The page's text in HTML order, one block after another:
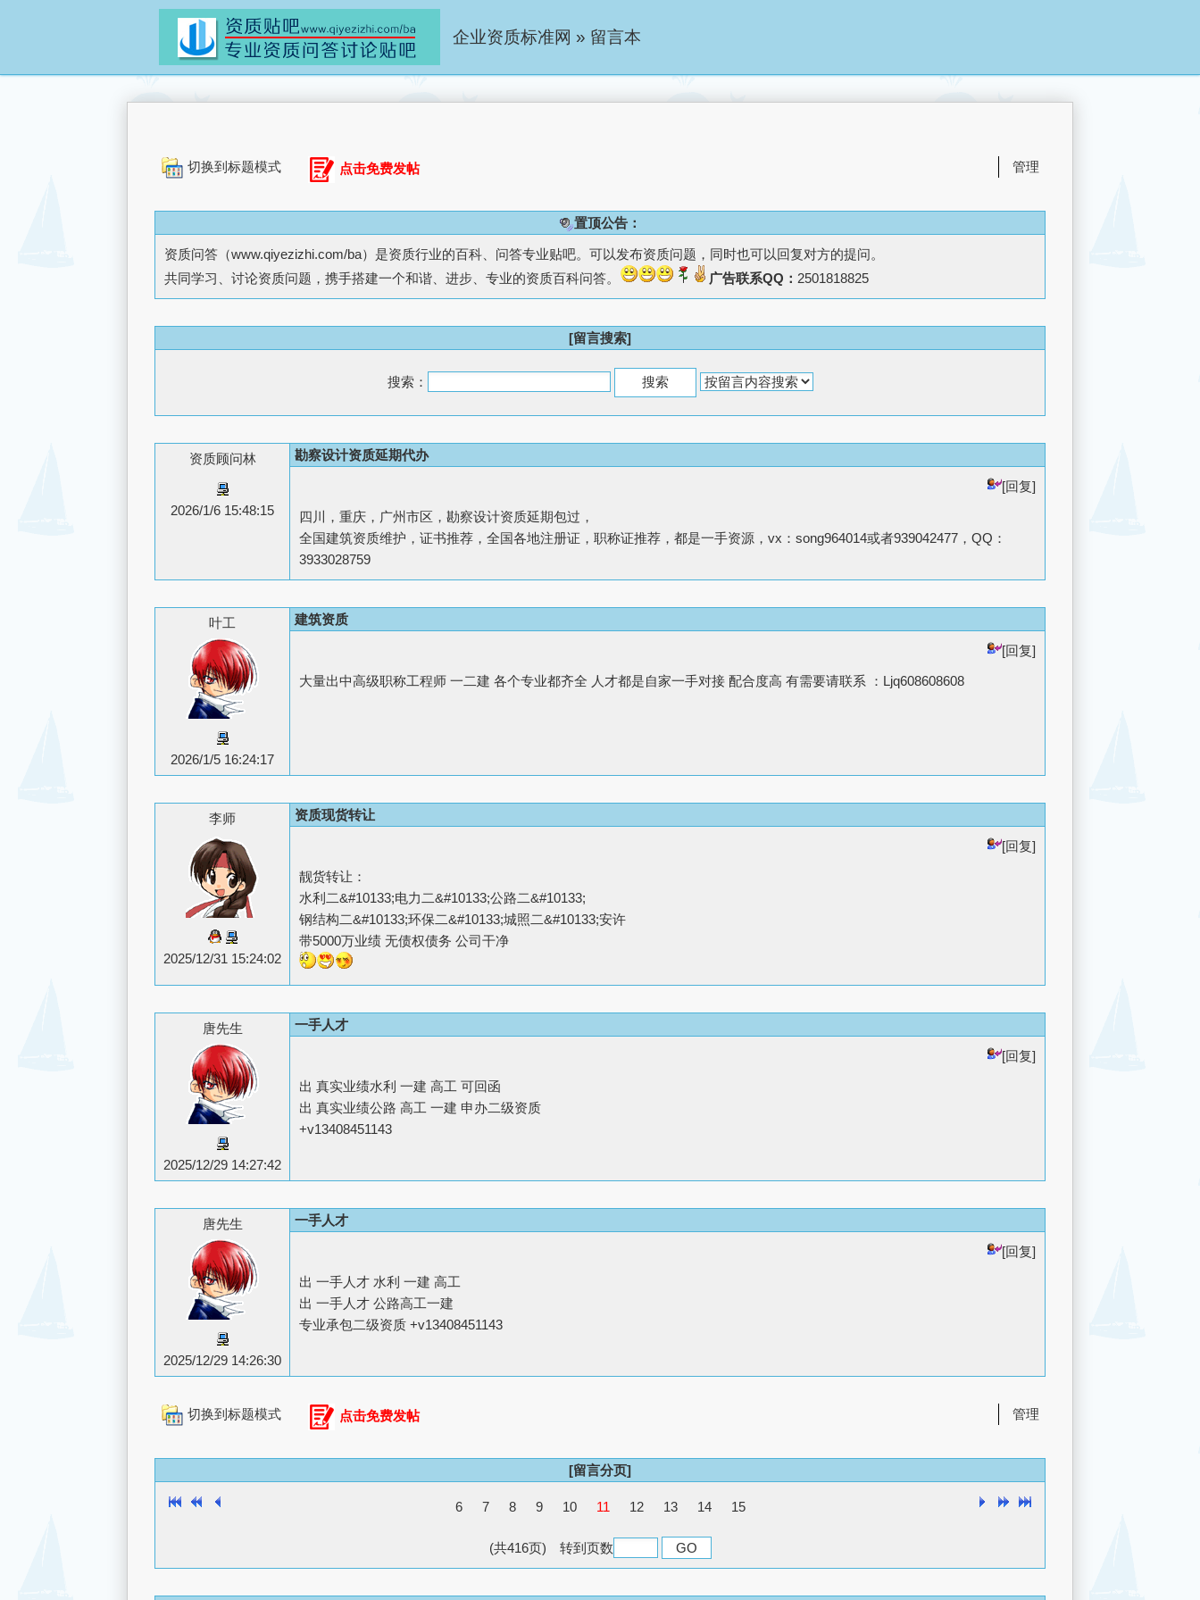
企业资质标准网 » 留言本
切换到标题模式 点击免费发帖 管理
置顶公告：
资质问答（www.qiyezizhi.com/ba）是资质行业的百科、问答专业贴吧。可以发布资质问题，同时也可以回复对方的提问。
共同学习、讨论资质问题，携手搭建一个和谐、进步、专业的资质百科问答。
广告联系QQ： 2501818825
[留言搜索]
搜索：
资质顾问林
2026/1/6 15:48:15
勘察设计资质延期代办
[回复]
四川，重庆，广州市区，勘察设计资质延期包过，
全国建筑资质维护，证书推荐，全国各地注册证，职称证推荐，都是一手资源，vx：song964014或者939042477，QQ：
3933028759
叶工
2026/1/5 16:24:17
建筑资质
[回复]
大量出中高级职称工程师 一二建 各个专业都齐全 人才都是自家一手对接 配合度高 有需要请联系 ：Ljq608608608
李师
2025/12/31 15:24:02
资质现货转让
[回复]
靓货转让：
水利二&#10133;电力二&#10133;公路二&#10133;
钢结构二&#10133;环保二&#10133;城照二&#10133;安许
带5000万业绩 无债权债务 公司干净
唐先生
2025/12/29 14:27:42
一手人才
[回复]
出 真实业绩水利 一建 高工 可回函
出 真实业绩公路 高工 一建 申办二级资质
+v13408451143
唐先生
2025/12/29 14:26:30
一手人才
[回复]
出 一手人才 水利 一建 高工
出 一手人才 公路高工一建
专业承包二级资质 +v13408451143
切换到标题模式 点击免费发帖 管理
[留言分页]
6 7 8 9 10 11 12 13 14 15
(共416页) 转到页数